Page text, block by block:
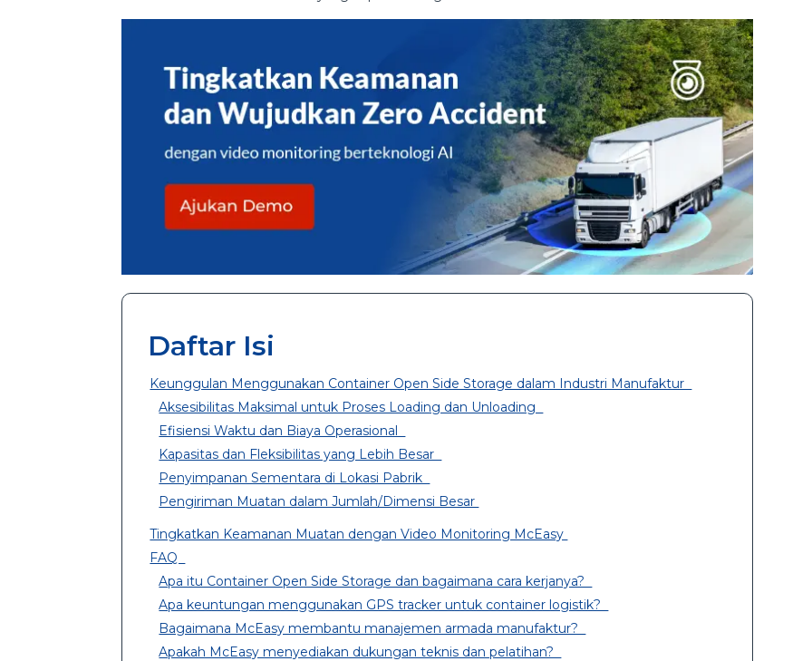
Daftar Isi
Keunggulan Menggunakan Container Open Side Storage dalam Industri Manufaktur
Aksesibilitas Maksimal untuk Proses Loading dan Unloading
Efisiensi Waktu dan Biaya Operasional
Kapasitas dan Fleksibilitas yang Lebih Besar
Penyimpanan Sementara di Lokasi Pabrik
Pengiriman Muatan dalam Jumlah/Dimensi Besar
Tingkatkan Keamanan Muatan dengan Video Monitoring McEasy
FAQ
Apa itu Container Open Side Storage dan bagaimana cara kerjanya?
Apa keuntungan menggunakan GPS tracker untuk container logistik?
Bagaimana McEasy membantu manajemen armada manufaktur?
Apakah McEasy menyediakan dukungan teknis dan pelatihan?